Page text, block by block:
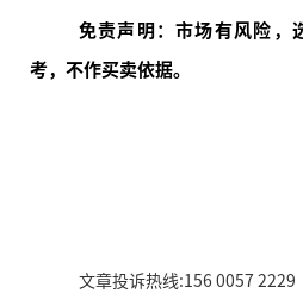
免责声明：市场有风险，
考，不作买卖依据。
文章投诉热线:156 0057